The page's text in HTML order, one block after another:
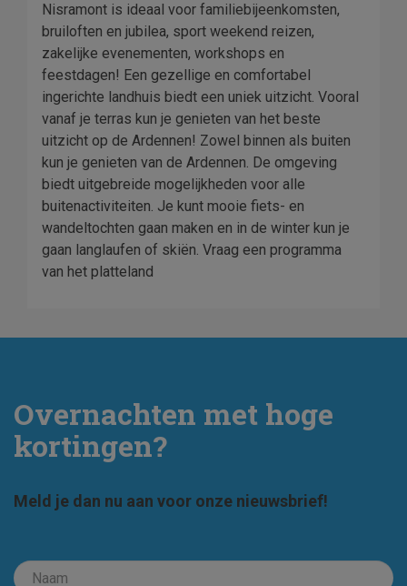
Nisramont is ideaal voor familiebijeenkomsten,
bruiloften en jubilea, sport weekend reizen,
zakelijke evenementen, workshops en
feestdagen! Een gezellige en comfortabel
ingerichte landhuis biedt een uniek uitzicht. Vooral
vanaf je terras kun je genieten van het beste
uitzicht op de Ardennen! Zowel binnen als buiten
kun je genieten van de Ardennen. De omgeving
biedt uitgebreide mogelijkheden voor alle
buitenactiviteiten. Je kunt mooie fiets- en
wandeltochten gaan maken en in de winter kun je
gaan langlaufen of skiën. Vraag een programma
van het platteland
Overnachten met hoge
kortingen?
Meld je dan nu aan voor onze nieuwsbrief!